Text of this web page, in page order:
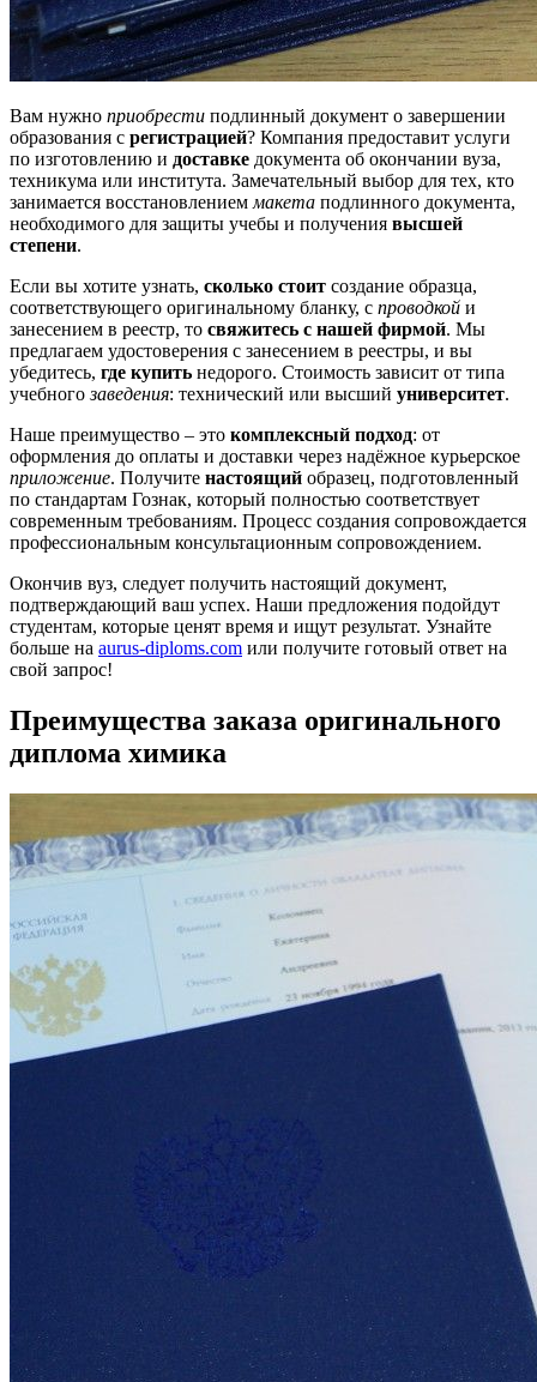
Вам нужно приобрести подлинный документ о завершении
образования с регистрацией? Компания предоставит услуги
по изготовлению и доставке документа об окончании вуза,
техникума или института. Замечательный выбор для тех, кто
занимается восстановлением макета подлинного документа,
необходимого для защиты учебы и получения высшей
степени.
Если вы хотите узнать, сколько стоит создание образца,
соответствующего оригинальному бланку, с проводкой и
занесением в реестр, то свяжитесь с нашей фирмой. Мы
предлагаем удостоверения с занесением в реестры, и вы
убедитесь, где купить недорого. Стоимость зависит от типа
учебногозаведения: технический или высший университет.
Наше преимущество – это комплексный подход: от
оформления до оплаты и доставки через надёжное курьерское
приложение. Получите настоящий образец, подготовленный
по стандартам Гознак, который полностью соответствует
современным требованиям. Процесс создания сопровождается
профессиональным консультационным сопровождением.
Окончив вуз, следует получить настоящий документ,
подтверждающий ваш успех. Наши предложения подойдут
студентам, которые ценят время и ищут результат. Узнайте
больше на aurus-diploms.com или получите готовый ответ на
свой запрос!
Преимущества заказа оригинального
диплома химика